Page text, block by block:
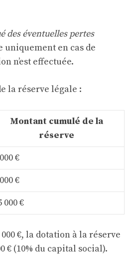
des éventuelles pertes
uniquement en cas de
n’est effectuée.
la réserve légale :
Montant cumulé de la
réserve
€
€
000 €
€, la dotation à la réserve
€ (10% du capital social).